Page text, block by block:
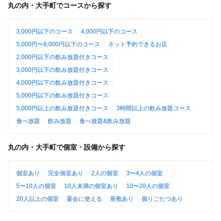
丸の内・大手町でコースから探す
3,000円以下のコース
4,000円以下のコース
5,000円〜8,000円以下のコース
ネット予約できるお店
2,000円以下の飲み放題付きコース
3,000円以下の飲み放題付きコース
4,000円以下の飲み放題付きコース
5,000円以下の飲み放題付きコース
5,000円以上の飲み放題付きコース
3時間以上の飲み放題コース
食べ放題
飲み放題 食べ放題&飲み放題
丸の内・大手町で個室・設備から探す
個室あり 完全個室あり 2人の個室
3〜4人の個室
5〜10人の個室
10人未満の個室あり
10〜20人の個室
20人以上の個室
宴会に使える 座敷あり 掘りごたつあり